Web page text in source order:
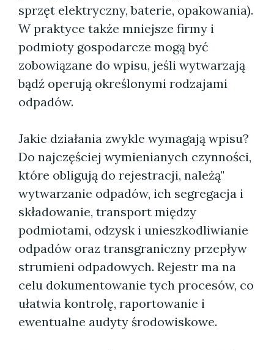
sprzęt elektryczny, baterie, opakowania).
W praktyce także mniejsze firmy i
podmioty gospodarcze mogą być
zobowiązane do wpisu, jeśli wytwarzają
bądź operują określonymi rodzajami
odpadów.
Jakie działania zwykle wymagają wpisu?
Do najczęściej wymienianych czynności,
które obligują do rejestracji, należą"
wytwarzanie odpadów, ich segregacja i
składowanie, transport między
podmiotami, odzysk i unieszkodliwianie
odpadów oraz transgraniczny przepływ
strumieni odpadowych. Rejestr ma na
celu dokumentowanie tych procesów, co
ułatwia kontrolę, raportowanie i
ewentualne audyty środowiskowe.